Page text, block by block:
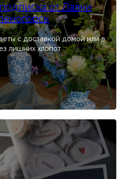
от Лавки
с доставкой домой или в
лишних хлопот